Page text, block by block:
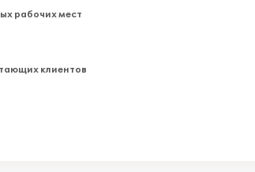
рабочих мест
клиентов